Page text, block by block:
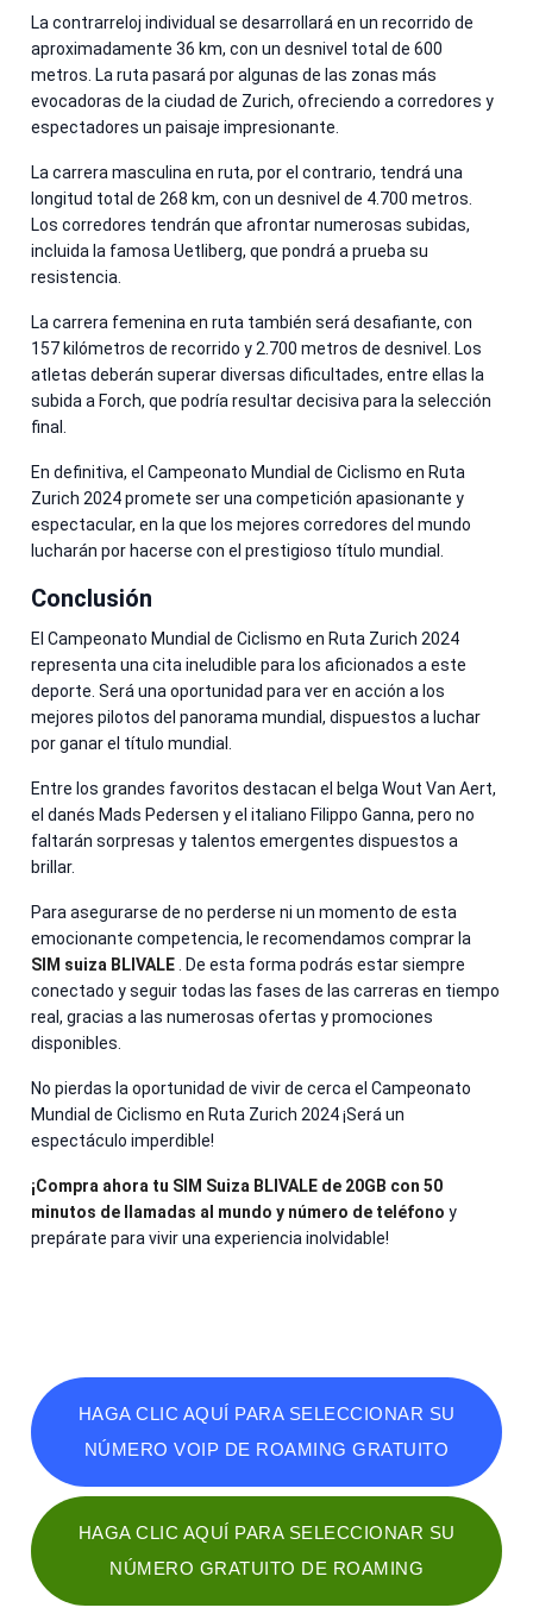
La contrarreloj individual se desarrollará en un recorrido de
aproximadamente 36 km, con un desnivel total de 600
metros. La ruta pasará por algunas de las zonas más
evocadoras de la ciudad de Zurich, ofreciendo a corredores y
espectadores un paisaje impresionante.
La carrera masculina en ruta, por el contrario, tendrá una
longitud total de 268 km, con un desnivel de 4.700 metros.
Los corredores tendrán que afrontar numerosas subidas,
incluida la famosa Uetliberg, que pondrá a prueba su
resistencia.
La carrera femenina en ruta también será desafiante, con
157 kilómetros de recorrido y 2.700 metros de desnivel. Los
atletas deberán superar diversas dificultades, entre ellas la
subida a Forch, que podría resultar decisiva para la selección
final.
En definitiva, el Campeonato Mundial de Ciclismo en Ruta
Zurich 2024 promete ser una competición apasionante y
espectacular, en la que los mejores corredores del mundo
lucharán por hacerse con el prestigioso título mundial.
Conclusión
El Campeonato Mundial de Ciclismo en Ruta Zurich 2024
representa una cita ineludible para los aficionados a este
deporte. Será una oportunidad para ver en acción a los
mejores pilotos del panorama mundial, dispuestos a luchar
por ganar el título mundial.
Entre los grandes favoritos destacan el belga Wout Van Aert,
el danés Mads Pedersen y el italiano Filippo Ganna, pero no
faltarán sorpresas y talentos emergentes dispuestos a
brillar.
Para asegurarse de no perderse ni un momento de esta
emocionante competencia, le recomendamos comprar la
SIM suiza BLIVALE. De esta forma podrás estar siempre
conectado y seguir todas las fases de las carreras en tiempo
real, gracias a las numerosas ofertas y promociones
disponibles.
No pierdas la oportunidad de vivir de cerca el Campeonato
Mundial de Ciclismo en Ruta Zurich 2024 ¡Será un
espectáculo imperdible!
¡Compra ahora tu SIM Suiza BLIVALE de 20GB con 50
minutos de llamadas al mundo y número de teléfono y
prepárate para vivir una experiencia inolvidable!
HAGA CLIC AQUÍ PARA SELECCIONAR SU
NÚMERO VOIP DE ROAMING GRATUITO
HAGA CLIC AQUÍ PARA SELECCIONAR SU
NÚMERO GRATUITO DE ROAMING